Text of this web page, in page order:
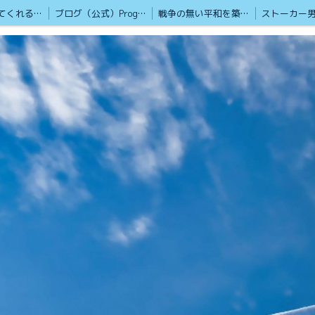
心を癒やしてくれる歌集 ブログ（公式）Progress BIGBAN
戦争の無い平和を築く為の掲示版
ボランティア活動も頑張ってます
貢献します 熊本観光地
第二部ストリートビュー
Google認定ストリートビューフォトグラファー「HP」
ウクライナ支援と国際災害支援
もしもの時に孤立しない為に！
Yuriko.T 2024/1/22 極真会空手 100人組手
SPの
画
戦争の無い平和な世界を築く為の語らい掲示版
佐山聡シューティング講座